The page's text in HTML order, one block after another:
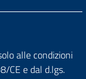
alle condizioni
CE e dal d.lgs.